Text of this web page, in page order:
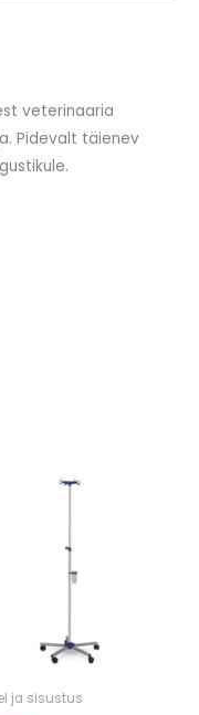
veterinaaria
Pidevalt täienev
ja sisustus